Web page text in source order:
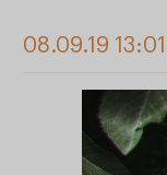
08.09.19